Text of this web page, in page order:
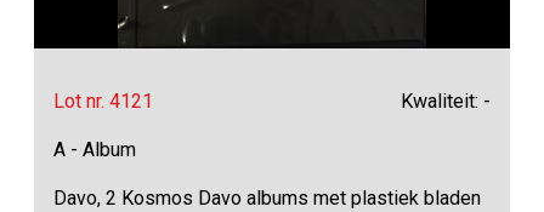
Lot nr. 4121 Kwaliteit: -
A - Album
Davo, 2 Kosmos Davo albums met plastiek bladen